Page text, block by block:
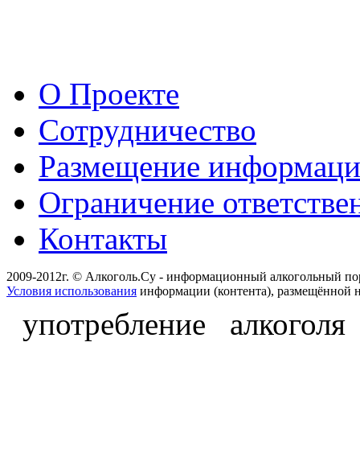
О Проекте
Сотрудничество
Размещение
Ограничение
Контакты
2009-2012г. © Алкоголь.Су - информационный алкогольный
Условия использования информации (контента), размещённой
употребление